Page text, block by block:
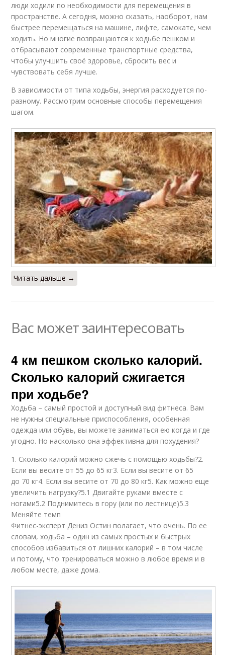
люди ходили по необходимости для перемещения в
пространстве. А сегодня, можно сказать, наоборот, нам
быстрее перемещаться на машине, лифте, самокате, чем
ходить. Но многие возвращаются к ходьбе пешком и
отбрасывают современные транспортные средства,
чтобы улучшить своё здоровье, сбросить вес и
чувствовать себя лучше.
В зависимости от типа ходьбы, энергия расходуется по-
разному. Рассмотрим основные способы перемещения
шагом.
Читать дальше →
Вас может заинтересовать
4 км пешком сколько калорий.
Сколько калорий сжигается
при ходьбе?
Ходьба – самый простой и доступный вид фитнеса. Вам
не нужны специальные приспособления, особенная
одежда или обувь, вы можете заниматься ею когда и где
угодно. Но насколько она эффективна для похудения?
1. Сколько калорий можно сжечь с помощью ходьбы?2.
Если вы весите от 55 до 65 кг3. Если вы весите от 65
до 70 кг4. Если вы весите от 70 до 80 кг5. Как можно еще
увеличить нагрузку?5.1 Двигайте руками вместе с
ногами5.2 Поднимитесь в гору (или по лестнице)5.3
Меняйте темп
Фитнес-эксперт Дениз Остин полагает, что очень. По ее
словам, ходьба – один из самых простых и быстрых
способов избавиться от лишних калорий – в том числе
и потому, что тренироваться можно в любое время и в
любом месте, даже дома.